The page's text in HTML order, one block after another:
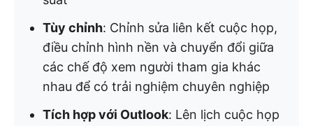
Tùy chỉnh: Chỉnh sửa liên kết cuộc họp,
điều chỉnh hình nền và chuyển đổi giữa
các chế độ xem người tham gia khác
nhau để có trải nghiệm chuyên nghiệp
Tích hợp với Outlook: Lên lịch cuộc họp